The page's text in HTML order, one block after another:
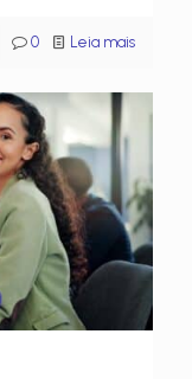
0 Leia mais